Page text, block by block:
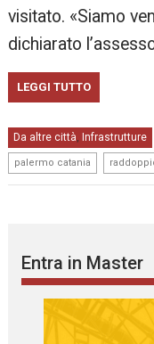
visitato. «Siamo
dichiarato
LEGGI TUTTO
Da altre città, Infrastrutture
palermo catania
Entra in Master